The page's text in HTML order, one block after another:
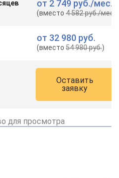
от 2 749 руб./мес.
(вместо4 582 руб./мес.
от 32 980 руб.
(вместо54 980 руб.)
Оставить
заявку
для просмотра